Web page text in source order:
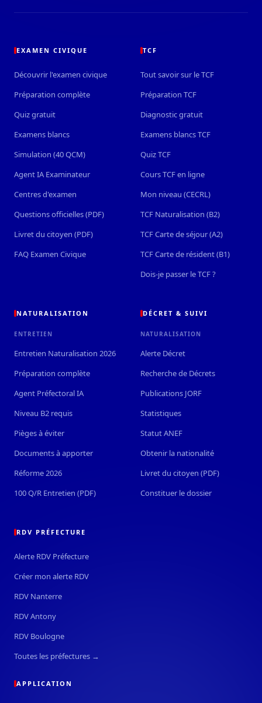
EXAMEN CIVIQUE
Découvrir l'examen civique
Préparation complète
Quiz gratuit
Examens blancs
Simulation (40 QCM)
Agent IA Examinateur
Centres d'examen
Questions officielles (PDF)
Livret du citoyen (PDF)
FAQ Examen Civique
TCF
Tout savoir sur le TCF
Préparation TCF
Diagnostic gratuit
Examens blancs TCF
Quiz TCF
Cours TCF en ligne
Mon niveau (CECRL)
TCF Naturalisation (B2)
TCF Carte de séjour (A2)
TCF Carte de résident (B1)
Dois-je passer le TCF ?
NATURALISATION
ENTRETIEN
Entretien Naturalisation 2026
Préparation complète
Agent Préfectoral IA
Niveau B2 requis
Pièges à éviter
Documents à apporter
Réforme 2026
100 Q/R Entretien (PDF)
DÉCRET & SUIVI
NATURALISATION
Alerte Décret
Recherche de Décrets
Publications JORF
Statistiques
Statut ANEF
Obtenir la nationalité
Livret du citoyen (PDF)
Constituer le dossier
RDV PRÉFECTURE
Alerte RDV Préfecture
Créer mon alerte RDV
RDV Nanterre
RDV Antony
RDV Boulogne
Toutes les préfectures →
APPLICATION